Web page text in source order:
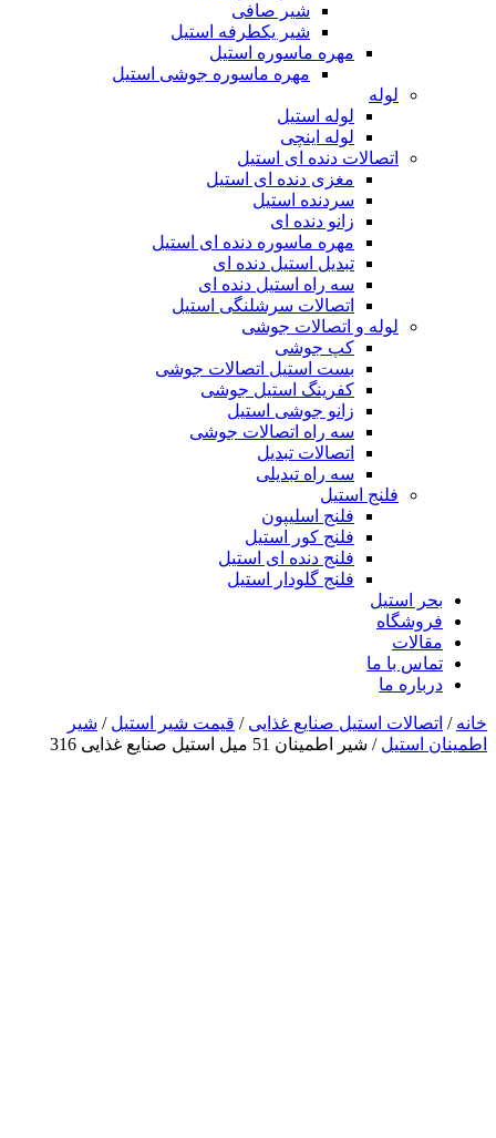
شیر صافی
شیر یکطرفه استیل
مهره ماسوره استیل
مهره ماسوره جوشی استیل
لوله
لوله استیل
لوله اینچی
اتصالات دنده ای استیل
مغزی دنده ای استیل
سردنده استیل
زانو دنده ای
مهره ماسوره دنده ای استیل
تبدیل استیل دنده ای
سه راه استیل دنده ای
اتصالات سرشلنگی استیل
لوله و اتصالات جوشی
کپ جوشی
بست استیل اتصالات جوشی
کفرینگ استیل جوشی
زانو جوشی استیل
سه راه اتصالات جوشی
اتصالات تبدیل
سه راه تبدیلی
فلنج استیل
فلنج اسلیپون
فلنج کور استیل
فلنج دنده ای استیل
فلنج گلودار استیل
بحر استیل
فروشگاه
مقالات
تماس با ما
درباره ما
خانه / اتصالات استیل صنایع غذایی / قیمت شیر استیل / شیر
اطمینان استیل / شیر اطمینان 51 میل استیل صنایع غذایی 316